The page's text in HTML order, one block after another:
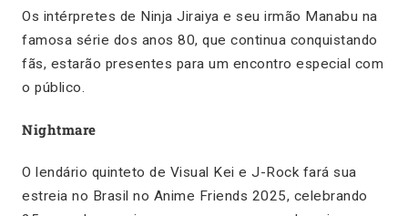
Os intérpretes de Ninja Jiraiya e seu irmão Manabu na
famosa série dos anos 80, que continua conquistando
fãs, estarão presentes para um encontro especial com
o público.
Nightmare
O lendário quinteto de Visual Kei e J-Rock fará sua
estreia no Brasil no Anime Friends 2025, celebrando